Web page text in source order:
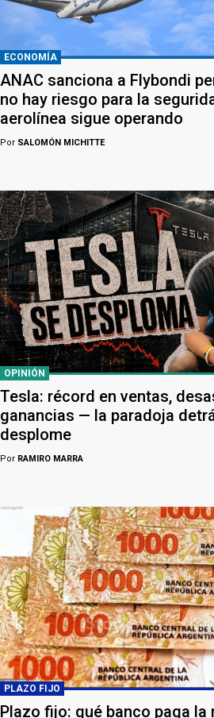
ECONOMÍA
ANAC sanciona a Flybondi
no hay riesgo para la
aerolínea sigue operando
Por SALOMÓN MICHITTE
OPINIÓN
Tesla: récord en ventas,
ganancias — la paradoja
desplome
Por RAMIRO MARRA
PLAZO FIJO
Plazo fijo: qué banco paga la